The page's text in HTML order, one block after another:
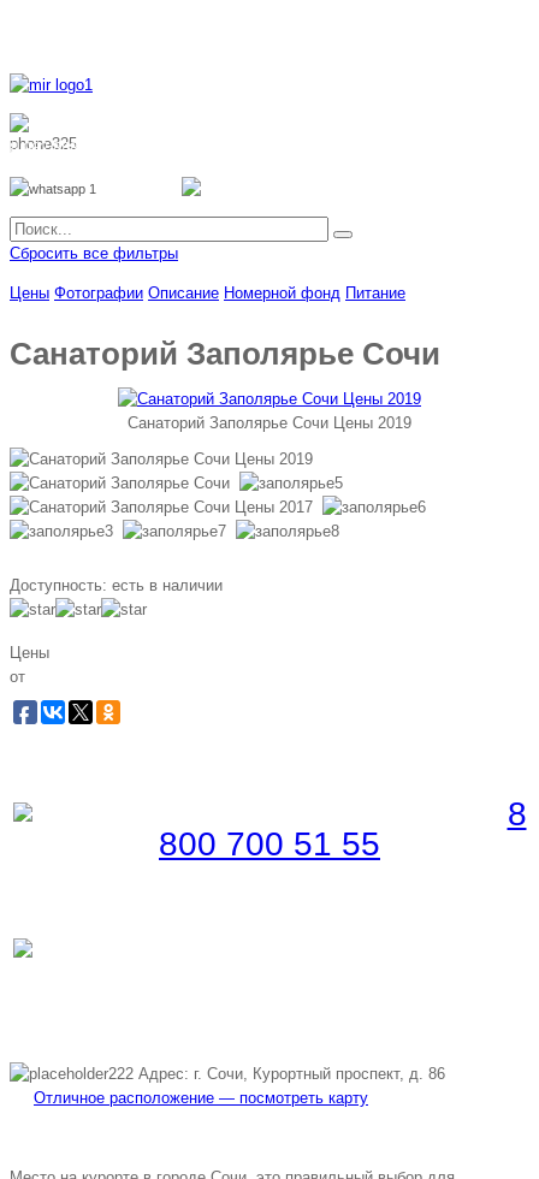
8 962 888 51 55
Сбросить все фильтры
Цены Фотографии Описание Номерной фонд Питание
Санаторий Заполярье Сочи
Санаторий Заполярье Сочи Цены 2019
Доступность: есть в наличии
Цены
от
8
800 700 51 55
Адрес: г. Сочи, Курортный проспект, д. 86
Отличное расположение — посмотреть карту